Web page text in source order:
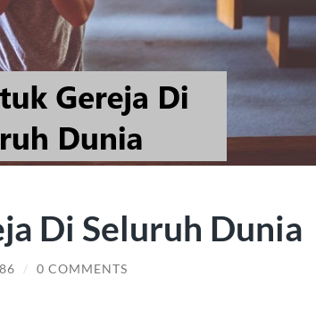
Di Seluruh Dunia
/ 0 COMMENTS